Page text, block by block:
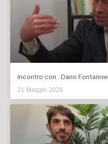
Incontro con…Dario Fontanive
21 Maggio 2026